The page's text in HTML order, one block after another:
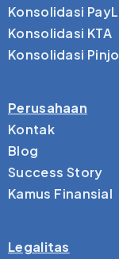
Konsolidasi
Konsolidasi KTA
Konsolidasi
Perusahaan
Kontak
Blog
Success Story
Kamus Finansial
Legalitas